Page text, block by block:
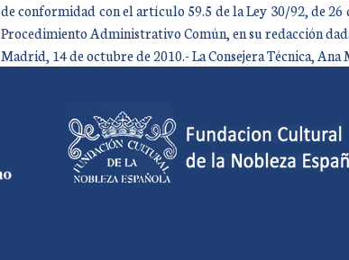
de conformidad con el artículo 59.5 de la Ley 30/92, de
Procedimiento Administrativo Común, en su redacción
Madrid, 14 de octubre de 2010.- La Consejera Técnica,